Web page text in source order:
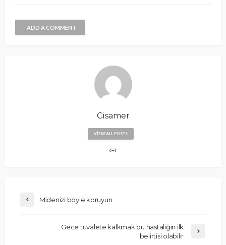
ADD A COMMENT
Cisamer
VIEW ALL POSTS
Midenizi böyle koruyun
Gece tuvalete kalkmak bu hastalığın ilk
belirtisi olabilir